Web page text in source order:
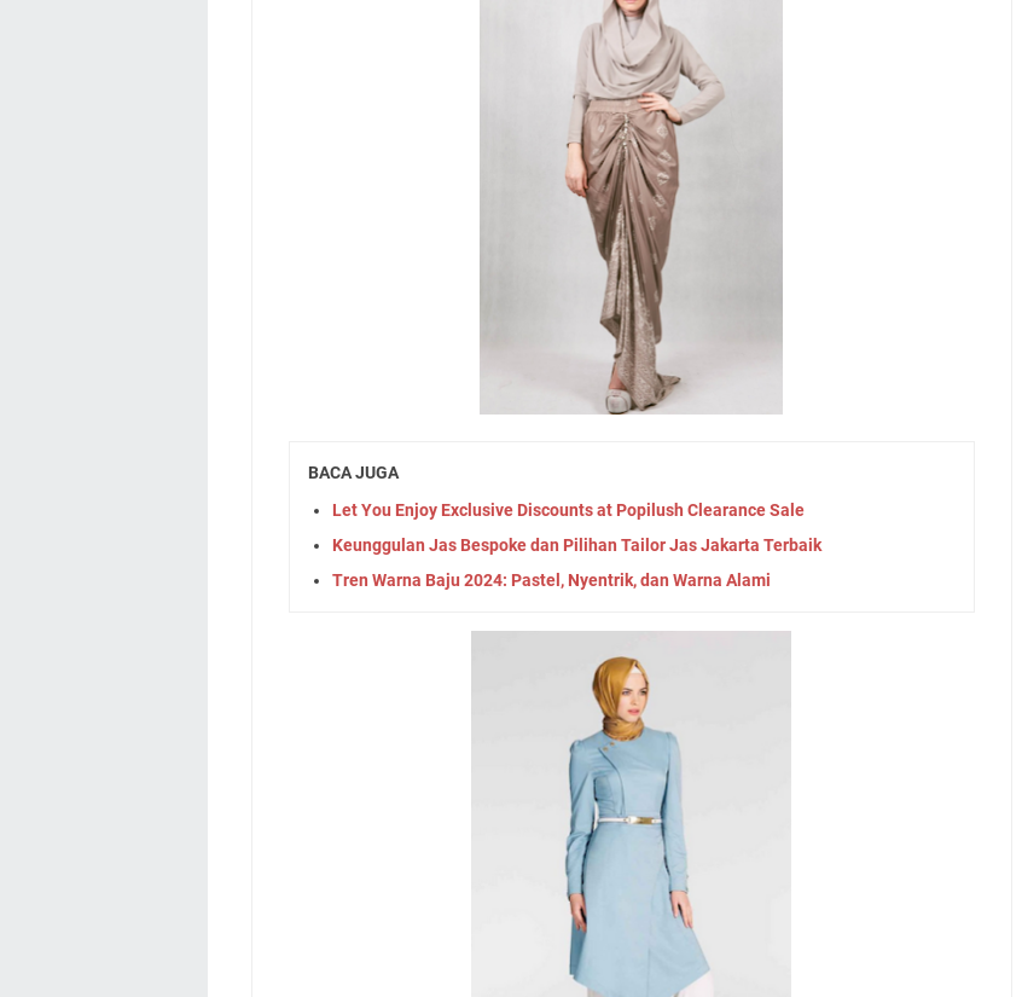
BACA JUGA
Let You Enjoy Exclusive Discounts at Popilush Clearance Sale
Keunggulan Jas Bespoke dan Pilihan Tailor Jas Jakarta Terbaik
Tren Warna Baju 2024: Pastel, Nyentrik, dan Warna Alami